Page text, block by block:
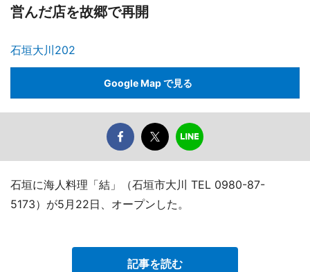
営んだ店を故郷で再開
石垣大川202
Google Map で見る
石垣に海人料理「結」（石垣市大川 TEL 0980-87-
5173）が5月22日、オープンした。
記事を読む